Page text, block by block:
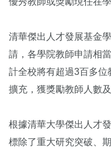
清華傑出人才發展基金
請，各學院教師申請相
計全校將有超過3百多
擴充，獲獎勵教師人數
根據清華大學傑出人才
標除了重大研究突破、